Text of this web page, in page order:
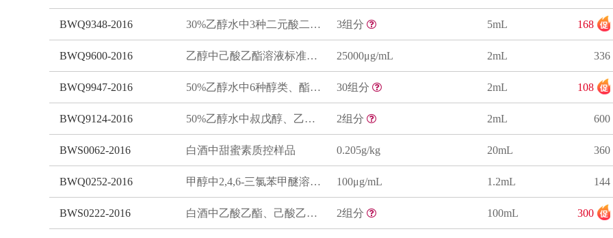
BWQ9348-2016 30%乙醇水中3种二元酸二乙酯混合溶液标准物质 3组分 5mL 168
BWQ9600-2016 乙醇中己酸乙酯溶液标准物质 25000μg/mL 2mL 336
BWQ9947-2016 50%乙醇水中6种醇类、酯类混合溶液标准物质（含内标）（套标） 30组分 2mL 108
BWQ9124-2016 50%乙醇水中叔戊醇、乙酸戊酯混合溶液标准物质 2组分 2mL 600
BWS0062-2016 白酒中甜蜜素质控样品 0.205g/kg 20mL 360
BWQ0252-2016 甲醇中2,4,6-三氯苯甲醚溶液标准物质 100μg/mL 1.2mL 144
BWS0222-2016 白酒中乙酸乙酯、己酸乙酯质控样品 2组分 100mL 300